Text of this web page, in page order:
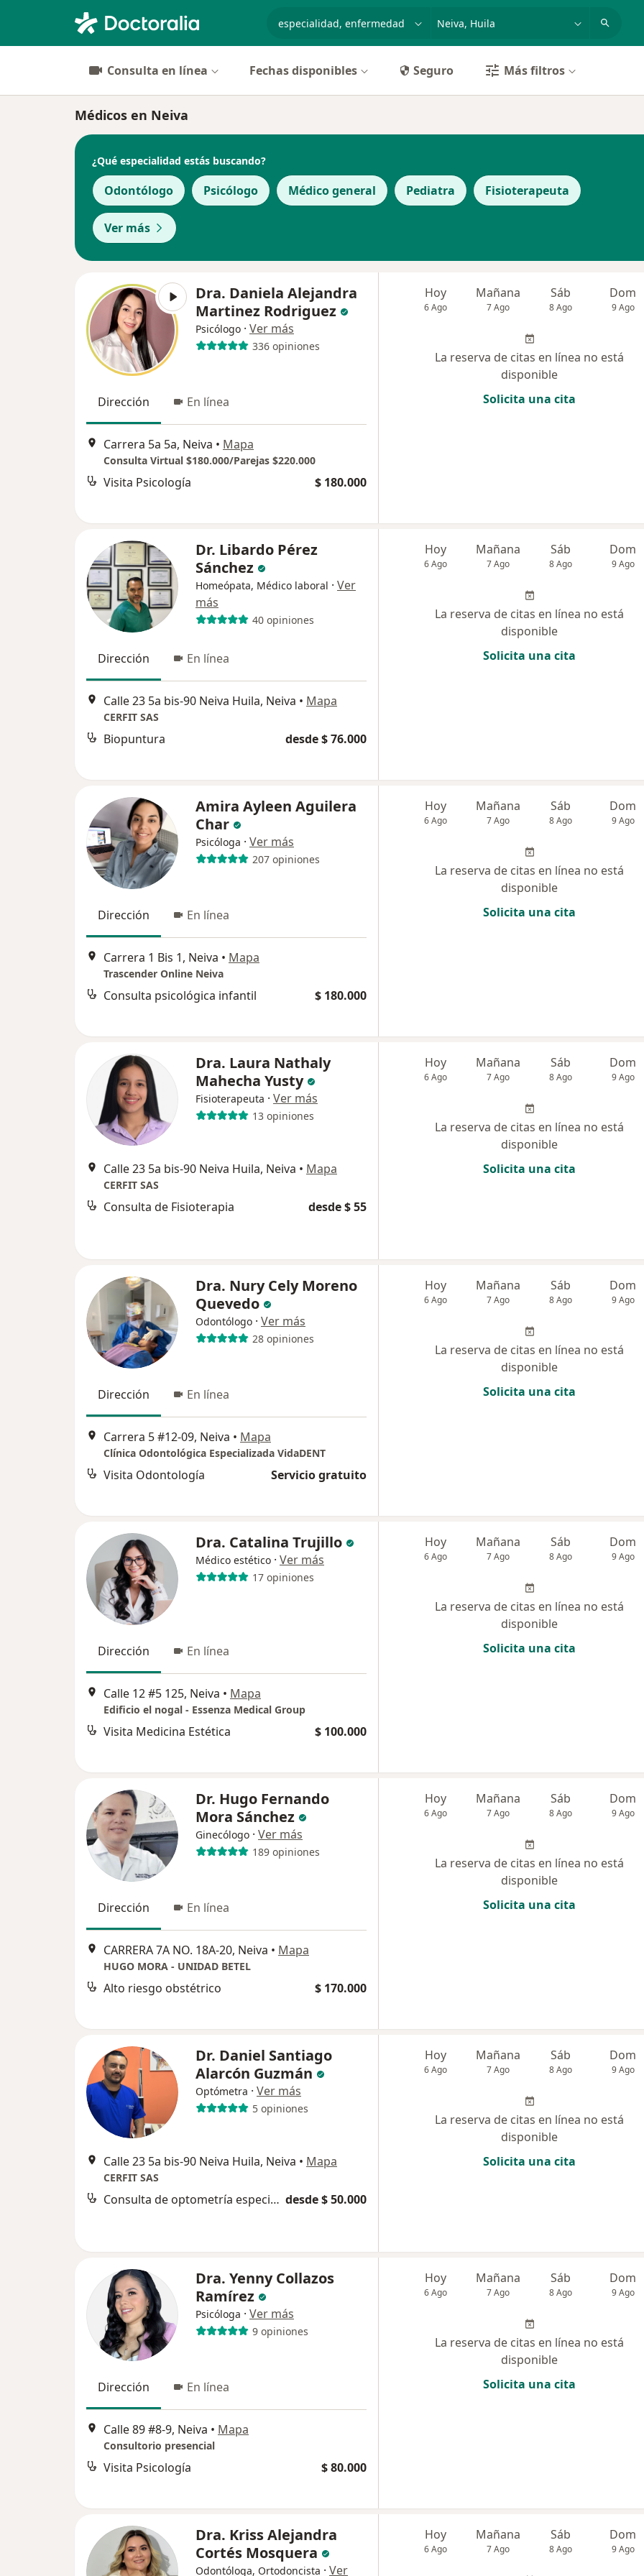
Consulta en línea Fechas disponibles Seguro Más filtros
Médicos en Neiva
¿Qué especialidad estás buscando?
Odontólogo Psicólogo Médico general Pediatra Fisioterapeuta
Ver más
Dra. Daniela Alejandra
Martinez Rodriguez
Psicólogo · Ver más
336 opiniones
Dirección En línea
Carrera 5a 5a, Neiva • Mapa
Consulta Virtual $180.000/Parejas $220.000
Visita Psicología $ 180.000
Hoy
6 Ago
Mañana
7 Ago
Sáb
8 Ago
Dom
9 Ago
La reserva de citas en línea no está
disponible
Solicita una cita
Dr. Libardo Pérez
Sánchez
Homeópata, Médico laboral · Ver
más
40 opiniones
Dirección En línea
Calle 23 5a bis-90 Neiva Huila, Neiva • Mapa
CERFIT SAS
Biopuntura desde $ 76.000
Hoy
6 Ago
Mañana
7 Ago
Sáb
8 Ago
Dom
9 Ago
La reserva de citas en línea no está
disponible
Solicita una cita
Amira Ayleen Aguilera
Char
Psicóloga · Ver más
207 opiniones
Dirección En línea
Carrera 1 Bis 1, Neiva • Mapa
Trascender Online Neiva
Consulta psicológica infantil $ 180.000
Hoy
6 Ago
Mañana
7 Ago
Sáb
8 Ago
Dom
9 Ago
La reserva de citas en línea no está
disponible
Solicita una cita
Dra. Laura Nathaly
Mahecha Yusty
Fisioterapeuta · Ver más
13 opiniones
Calle 23 5a bis-90 Neiva Huila, Neiva • Mapa
CERFIT SAS
Consulta de Fisioterapia desde $ 55
Hoy
6 Ago
Mañana
7 Ago
Sáb
8 Ago
Dom
9 Ago
La reserva de citas en línea no está
disponible
Solicita una cita
Dra. Nury Cely Moreno
Quevedo
Odontólogo · Ver más
28 opiniones
Dirección En línea
Carrera 5 #12-09, Neiva • Mapa
Clínica Odontológica Especializada VidaDENT
Visita Odontología Servicio gratuito
Hoy
6 Ago
Mañana
7 Ago
Sáb
8 Ago
Dom
9 Ago
La reserva de citas en línea no está
disponible
Solicita una cita
Dra. Catalina Trujillo
Médico estético · Ver más
17 opiniones
Dirección En línea
Calle 12 #5 125, Neiva • Mapa
Edificio el nogal - Essenza Medical Group
Visita Medicina Estética $ 100.000
Hoy
6 Ago
Mañana
7 Ago
Sáb
8 Ago
Dom
9 Ago
La reserva de citas en línea no está
disponible
Solicita una cita
Dr. Hugo Fernando
Mora Sánchez
Ginecólogo · Ver más
189 opiniones
Dirección En línea
CARRERA 7A NO. 18A-20, Neiva • Mapa
HUGO MORA - UNIDAD BETEL
Alto riesgo obstétrico $ 170.000
Hoy
6 Ago
Mañana
7 Ago
Sáb
8 Ago
Dom
9 Ago
La reserva de citas en línea no está
disponible
Solicita una cita
Dr. Daniel Santiago
Alarcón Guzmán
Optómetra · Ver más
5 opiniones
Calle 23 5a bis-90 Neiva Huila, Neiva • Mapa
CERFIT SAS
Consulta de optometría especializada desde $ 50.000
Hoy
6 Ago
Mañana
7 Ago
Sáb
8 Ago
Dom
9 Ago
La reserva de citas en línea no está
disponible
Solicita una cita
Dra. Yenny Collazos
Ramírez
Psicóloga · Ver más
9 opiniones
Dirección En línea
Calle 89 #8-9, Neiva • Mapa
Consultorio presencial
Visita Psicología $ 80.000
Hoy
6 Ago
Mañana
7 Ago
Sáb
8 Ago
Dom
9 Ago
La reserva de citas en línea no está
disponible
Solicita una cita
Dra. Kriss Alejandra
Cortés Mosquera
Odontóloga, Ortodoncista · Ver
Hoy
6 Ago
Mañana
7 Ago
Sáb
8 Ago
Dom
9 Ago